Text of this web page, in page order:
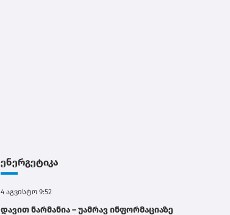
ენერგეტიკა
4 აგვისტო 9:52
დავით ნარმანია – უამრავ ინფორმაციაზე